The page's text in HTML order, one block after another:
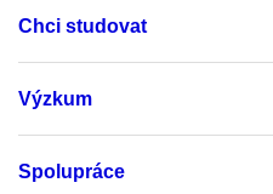
Chci studovat
Výzkum
Spolupráce